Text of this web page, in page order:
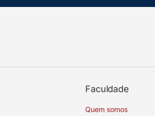
Faculdade
Quem somos